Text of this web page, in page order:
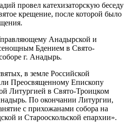
провел катехизаторскую беседу
крещение, после которой было
Анадырской и
Бдением в Свято-
г. Анадырь.
в земле Российской
Преосвященному Епископу
Литургией в Свято-Троицком
По окончании Литургии,
с прихожанами собора на
и Старооскольской епархии».